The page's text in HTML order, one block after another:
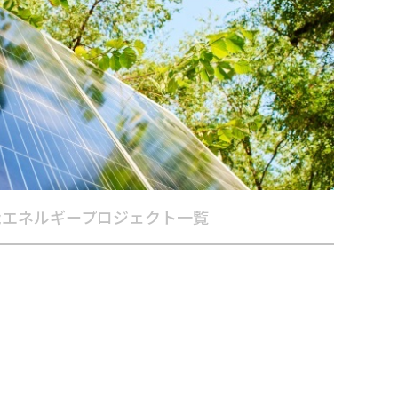
ネルギープロジェクト一覧